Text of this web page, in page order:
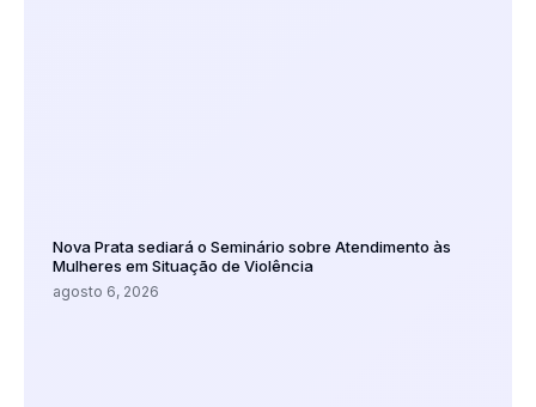
Nova Prata sediará o Seminário sobre Atendimento às
Mulheres em Situação de Violência
agosto 6, 2026